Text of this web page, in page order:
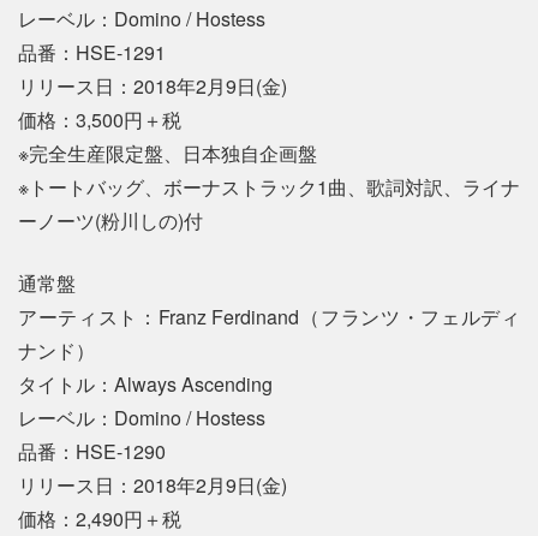
レーベル：Domino / Hostess
品番：HSE-1291
リリース日：2018年2月9日(金)
価格：3,500円＋税
※完全生産限定盤、日本独自企画盤
※トートバッグ、ボーナストラック1曲、歌詞対訳、ライナ
ーノーツ(粉川しの)付
通常盤
アーティスト：Franz Ferdinand（フランツ・フェルディ
ナンド）
タイトル：Always Ascending
レーベル：Domino / Hostess
品番：HSE-1290
リリース日：2018年2月9日(金)
価格：2,490円＋税